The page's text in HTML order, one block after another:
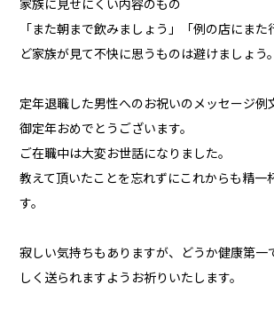
家族に見せにくい内容のもの
「また朝まで飲みましょう」「例の店にまた
ど家族が見て不快に思うものは避けましょう。
定年退職した男性へのお祝いのメッセージ例
御定年おめでとうございます。
ご在職中は大変お世話になりました。
教えて頂いたことを忘れずにこれからも精一
す。
寂しい気持ちもありますが、どうか健康第一
しく送られますようお祈りいたします。